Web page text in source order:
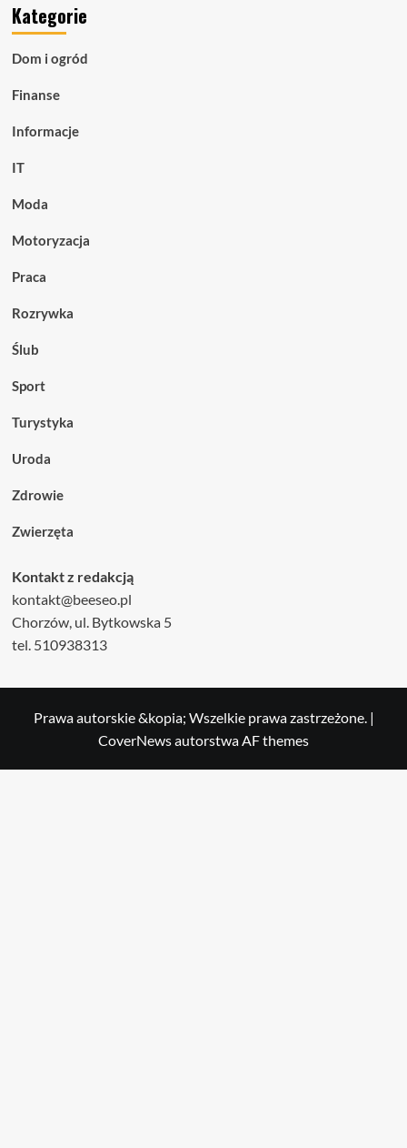
Kategorie
Dom i ogród
Finanse
Informacje
IT
Moda
Motoryzacja
Praca
Rozrywka
Ślub
Sport
Turystyka
Uroda
Zdrowie
Zwierzęta
Kontakt z redakcją
kontakt@beeseo.pl
Chorzów, ul. Bytkowska 5
tel. 510938313
Prawa autorskie &kopia; Wszelkie prawa zastrzeżone. |
CoverNewsautorstwa AF themes